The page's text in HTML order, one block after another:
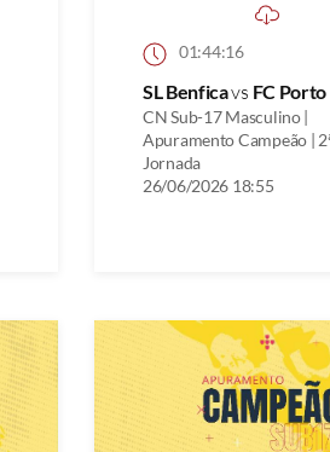
01:44:16
SL Benficavs FC Porto
CN Sub-17 Masculino |
Apuramento Campeão |
Jornada
26/06/2026 18:55